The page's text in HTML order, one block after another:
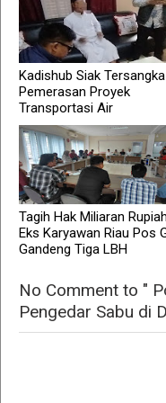
Kadishub Siak Tersangka
Pemerasan Proyek
Transportasi Air
Tagih Hak Miliaran
Eks Karyawan Riau Pos
Gandeng Tiga LBH
No Comment to "
Pengedar Sabu di